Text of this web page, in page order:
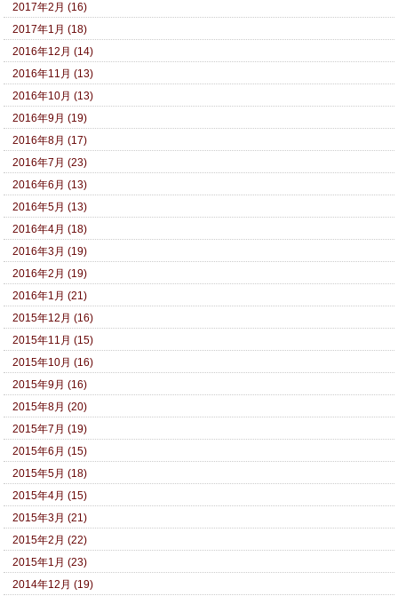
2017年2月 (16)
2017年1月 (18)
2016年12月 (14)
2016年11月 (13)
2016年10月 (13)
2016年9月 (19)
2016年8月 (17)
2016年7月 (23)
2016年6月 (13)
2016年5月 (13)
2016年4月 (18)
2016年3月 (19)
2016年2月 (19)
2016年1月 (21)
2015年12月 (16)
2015年11月 (15)
2015年10月 (16)
2015年9月 (16)
2015年8月 (20)
2015年7月 (19)
2015年6月 (15)
2015年5月 (18)
2015年4月 (15)
2015年3月 (21)
2015年2月 (22)
2015年1月 (23)
2014年12月 (19)